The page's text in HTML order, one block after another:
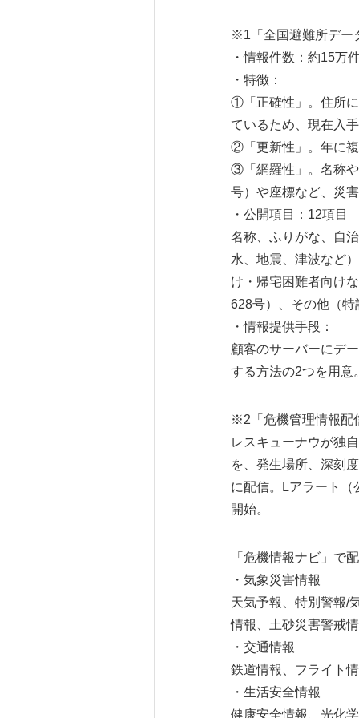
※1「全国避難所デー
・情報件数：約15万
・特徴：
①「正確性」。住所
ているため、現在入
②「更新性」。年に
③「網羅性」。名称
号）や座標など、災
・公開項目：12項目
名称、ふりがな、自
水、地震、津波など
け・帰宅困難者向け
628号）、その他（特
・情報提供手段：
顧客のサーバーにデ
する方法の2つを用意
※2「危機管理情報配
レスキューナウが独
を、発生場所、深刻
に配信。Lアラート
開始。
「危機情報ナビ」で
・気象災害情報
天気予報、特別警報/
情報、土砂災害警戒
・交通情報
鉄道情報、フライト
・生活安全情報
健康安全情報、光化